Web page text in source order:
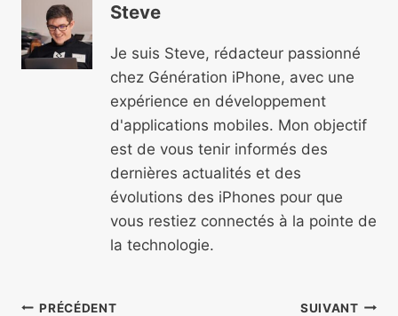
Steve
Je suis Steve, rédacteur passionné
chez Génération iPhone, avec une
expérience en développement
d'applications mobiles. Mon objectif
est de vous tenir informés des
dernières actualités et des
évolutions des iPhones pour que
vous restiez connectés à la pointe de
la technologie.
PRÉCÉDENT SUIVANT